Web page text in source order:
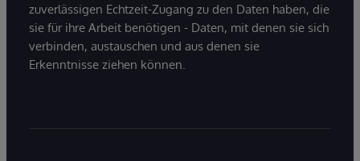
zuverlässigen Echtzeit-Zugang zu den Daten haben, die
sie für ihre Arbeit benötigen - Daten, mit denen sie sich
verbinden, austauschen und aus denen sie
Erkenntnisse ziehen können.